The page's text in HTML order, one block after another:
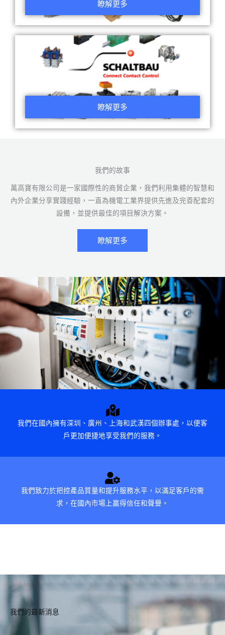
瞭解更多
瞭解更多
我們的故事
萬高寶有限公司是一家國際性的商貿企業，我們利用集體的智慧和
內外企業分享實踐經驗，一直為機電工業界提供先進及完善配套的
設備，並提供最佳的項目解決方案。
瞭解更多
我們在國內擁有深圳、廣州、上海和武漢四個辦事處，以便客
戶更加便捷地享受我們的服務。
我們致力於把控產品質量和提升服務水平，以滿足客戶的需
求，在國內市場上贏得信任和聲譽。
我們的最新消息